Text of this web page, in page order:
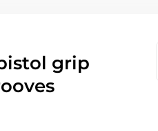
grip